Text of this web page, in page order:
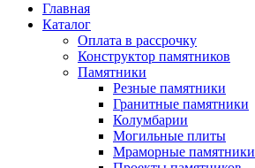
Главная
Каталог
Оплата в рассрочку
Конструктор памятников
Памятники
Резные памятники
Гранитные памятники
Колумбарии
Могильные плиты
Мраморные памятники